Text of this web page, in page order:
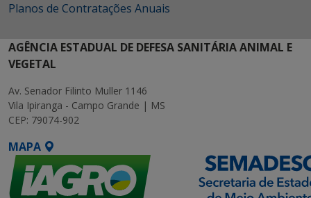
Planos de Contratações Anuais
AGÊNCIA ESTADUAL DE DEFESA SANITÁRIA ANIMAL E
VEGETAL
Av. Senador Filinto Muller 1146
Vila Ipiranga - Campo Grande | MS
CEP: 79074-902
MAPA